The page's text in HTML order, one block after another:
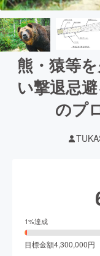
熊・猿等
い撃退忌
のプ
1%達成
目標金額4,300,000円